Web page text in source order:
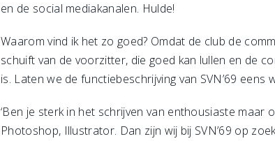
en de social mediakanalen. Hulde!
Waarom vind ik het zo goed? Omdat de club de
schuift van de voorzitter, die goed kan lullen en de
is. Laten we de functiebeschrijving van SVN’69 eens
‘Ben je sterk in het schrijven van enthousiaste maar
Photoshop, Illustrator. Dan zijn wij bij SVN’69 op